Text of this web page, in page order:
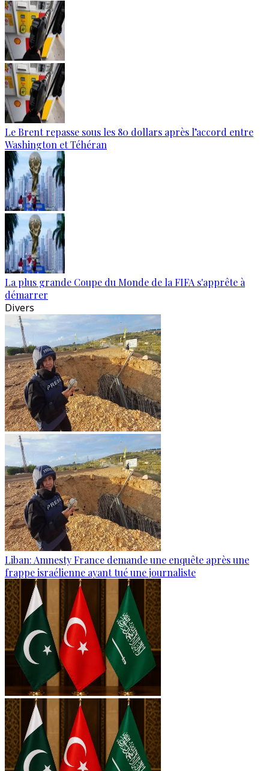
Le Brent repasse sous les 80 dollars après l’accord entre
Washington et Téhéran
La plus grande Coupe du Monde de la FIFA s'apprête à
démarrer
Divers
Liban: Amnesty France demande une enquête après une
frappe israélienne ayant tué une journaliste